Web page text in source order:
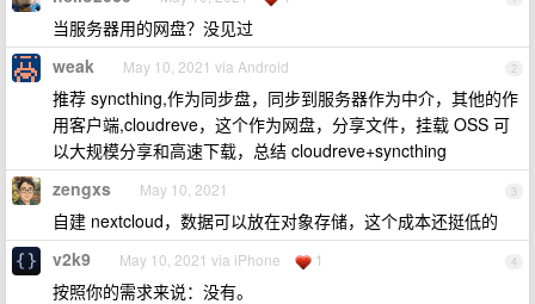
当服务器用的网盘？没见过
2
weak May 10, 2021 via Android
推荐 syncthing,作为同步盘，同步到服务器作为中介，其他的作
用客户端,cloudreve，这个作为网盘，分享文件，挂载 OSS 可
以大规模分享和高速下载，总结 cloudreve+syncthing
3
zengxs May 10, 2021
自建 nextcloud，数据可以放在对象存储，这个成本还挺低的
4
v2k9 May 10, 2021 via iPhone 1
按照你的需求来说：没有。